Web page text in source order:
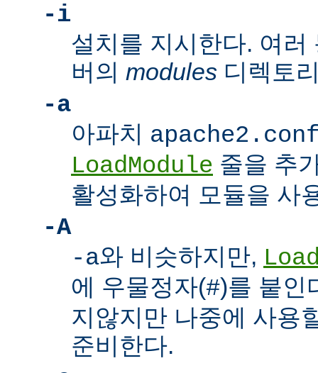
-i
설치를 지시한다. 여러
버의 modules 디렉토
-a
아파치
LoadModule 줄을 추
활성화하여 모듈을 사
-A
-a와 비슷하지만,
에 우물정자(#)를 붙인
지않지만 나중에 사용
준비한다.